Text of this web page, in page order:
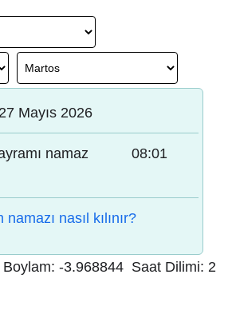
27 Mayıs 2026
namaz
08:01
nasıl kılınır?
Boylam: -3.968844 Saat Dilimi: 2